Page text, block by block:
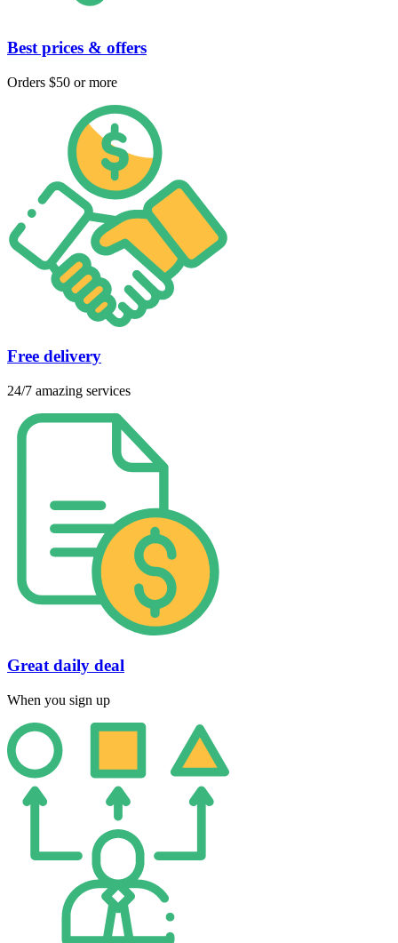
Best prices & offers
Orders $50 or more
Free delivery
24/7 amazing services
Great daily deal
When you sign up